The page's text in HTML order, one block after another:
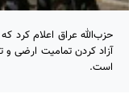
حزب‌الله عراق اعلام کرد
آزاد کردن تمامیت ارضی
است.